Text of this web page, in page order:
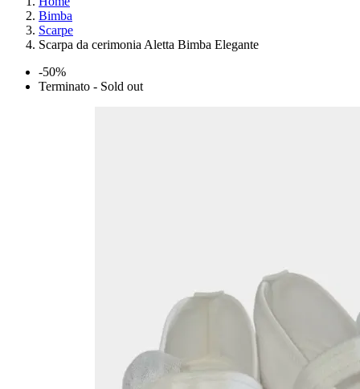
Bimba
Scarpe
Scarpa da cerimonia Aletta Bimba Elegante
-50%
Terminato - Sold out